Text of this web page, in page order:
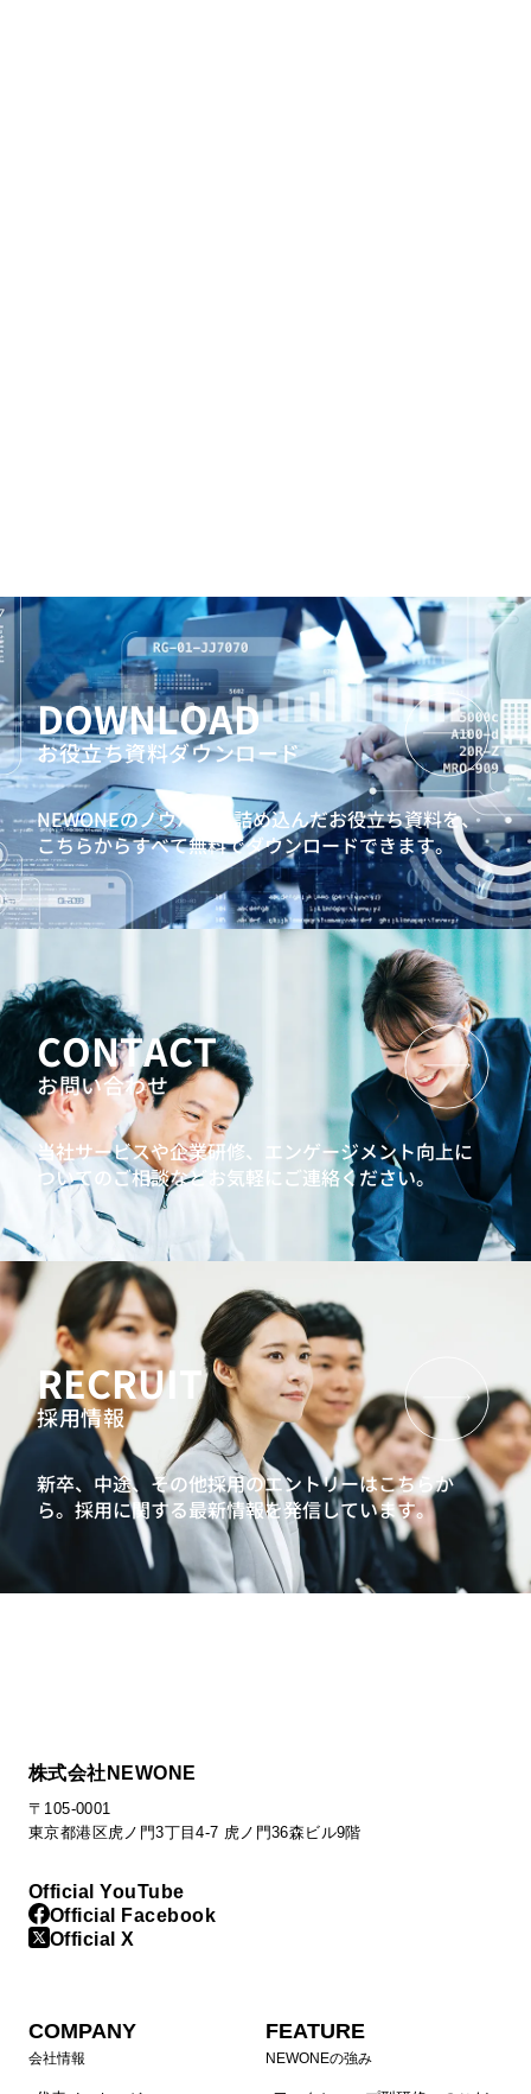
DOWNLOAD
お役立ち資料ダウンロード
NEWONEのノウハウを詰め込んだお役立ち資料を、
こちらからすべて無料でダウンロードできます。
CONTACT
お問い合わせ
当社サービスや企業研修、エンゲージメント向上に
ついてのご相談などお気軽にご連絡ください。
RECRUIT
採用情報
新卒、中途、その他採用のエントリーはこちらか
ら。採用に関する最新情報を発信しています。
株式会社NEWONE
〒105-0001
東京都港区虎ノ門3丁目4-7 虎ノ門36森ビル9階
Official YouTube
Official Facebook
Official X
COMPANY
会社情報
FEATURE
NEWONEの強み